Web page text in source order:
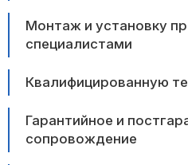
Монтаж и установку
специалистами
Квалифицированную
Гарантийное и
сопровождение